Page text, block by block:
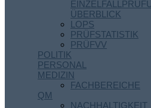
ÜBERBLICK
LOPS
PRÜFSTATISTIK
PRÜFVV
POLITIK
PERSONAL
MEDIZIN
FACHBEREICHE
QM
NACHHALTIGKEIT